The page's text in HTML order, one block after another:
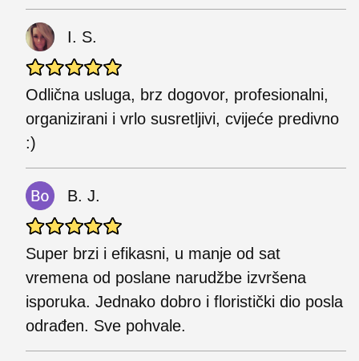
I. S.
Odlična usluga, brz dogovor, profesionalni,
organizirani i vrlo susretljivi, cvijeće predivno
:)
B. J.
Super brzi i efikasni, u manje od sat
vremena od poslane narudžbe izvršena
isporuka. Jednako dobro i floristički dio posla
odrađen. Sve pohvale.